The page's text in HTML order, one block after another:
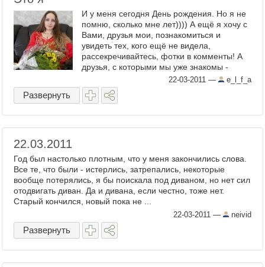
И у меня сегодня День рождения. Но я не
помню, сколько мне лет)))) А ещё я хочу с
Вами, друзья мои, познакомиться и
увидеть тех, кого ещё не видела,
рассекречивайтесь, фотки в комменты! А
друзья, с которыми мы уже знакомы -
покажите какие-нибудь ваши ...
22-03-2011 — e_l_f_a
Развернуть
22.03.2011
Год был настолько плотным, что у меня закончились слова.
Все те, что были - истерлись, затрепались, некоторые
вообще потерялись, я бы поискала под диваном, но нет сил
отодвигать диван. Да и дивана, если честно, тоже нет.
Старый кончился, новый пока не ...
22-03-2011 — neivid
Развернуть